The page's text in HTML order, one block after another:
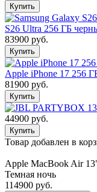
Купить
S26 Ultra 256 ГБ
83900 руб.
Купить
Apple iPhone 17 256
81900 руб.
Купить
44900 руб.
Купить
Товар добавлен в
Apple MacBook Air
Темная ночь
114900 руб.